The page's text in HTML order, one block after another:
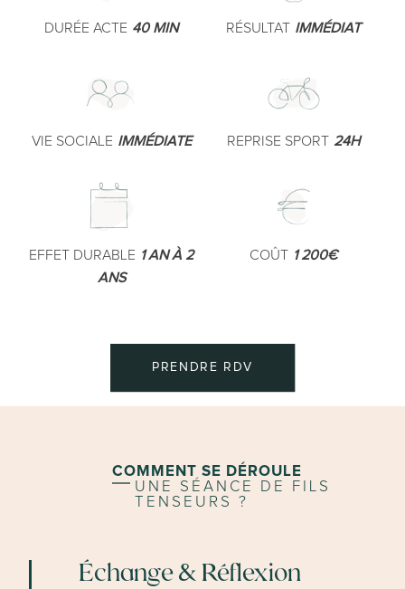
PRENDRE RDV
DURÉE ACTE 40 MIN RÉSULTAT IMMÉDIAT
VIE SOCIALE IMMÉDIATE REPRISE SPORT 24H
EFFET DURABLE 1 AN À 2
ANS
COÛT 1 200€
COMMENT SE DÉROULE
UNE SÉANCE DE FILS
TENSEURS ?
Échange & Réflexion